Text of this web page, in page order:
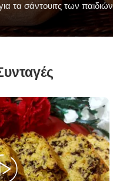
τα σάντουιτς των παιδιών